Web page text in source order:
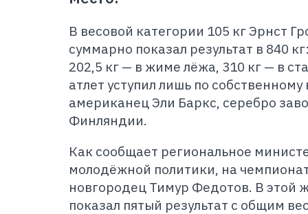
В весовой категории 105 кг Эрнст
суммарно показал результат в 840
202,5 кг — в жиме лёжа, 310 кг — в
атлет уступил лишь по
американец Эли Баркс, серебро
Финляндии.
Как сообщает региональное
молодёжной политики, на
новгородец Тимур Федотов. В этой
показал пятый результат с общим